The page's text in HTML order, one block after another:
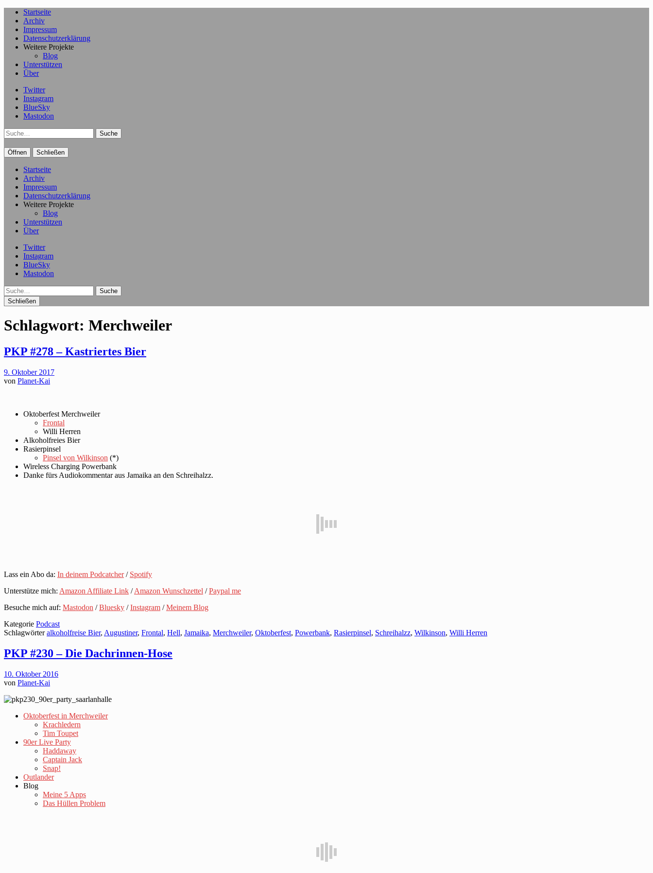
Startseite
Archiv
Impressum
Datenschutzerklärung
Weitere Projekte
Blog
Unterstützen
Über
Twitter
Instagram
BlueSky
Mastodon
Suche
Öffnen Schließen
Startseite
Archiv
Impressum
Datenschutzerklärung
Weitere Projekte
Blog
Unterstützen
Über
Twitter
Instagram
BlueSky
Mastodon
Suche
Schließen
Schlagwort: Merchweiler
PKP #278 – Kastriertes Bier
9. Oktober 2017
von Planet-Kai
Oktoberfest Merchweiler
Frontal
Willi Herren
Alkoholfreies Bier
Rasierpinsel
Pinsel von Wilkinson (*)
Wireless Charging Powerbank
Danke fürs Audiokommentar aus Jamaika an den Schreihalzz.
Lass ein Abo da: In deinem Podcatcher/ Spotify
Unterstütze mich: Amazon Affiliate Link /Amazon Wunschzettel /Paypal me
Besuche mich auf: Mastodon /Bluesky /Instagram /Meinem Blog
Kategorie Podcast
Schlagwörteralkoholfreise Bier, Augustiner, Frontal, Hell, Jamaika, Merchweiler, Oktoberfest, Powerbank, Rasierpinsel, Schreihalzz, Wilkinson, Willi Herren
PKP #230 – Die Dachrinnen-Hose
10. Oktober 2016
von Planet-Kai
Oktoberfest in Merchweiler
Krachledern
Tim Toupet
90er Live Party
Haddaway
Captain Jack
Snap!
Outlander
Blog
Meine 5 Apps
Das Hüllen Problem